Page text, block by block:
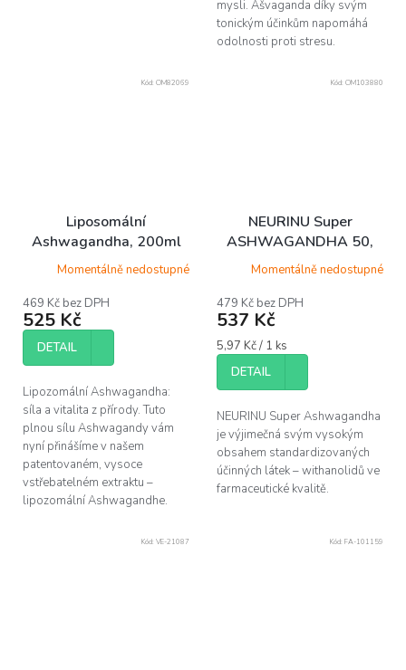
mysli. Ašvaganda díky svým
tonickým účinkům napomáhá
odolnosti proti stresu.
Liposomální
Ashwagandha, 200ml
Momentálně nedostupné
469 Kč bez DPH
525 Kč
DETAIL
Lipozomální Ashwagandha:
síla a vitalita z přírody. Tuto
plnou sílu Ashwagandy vám
nyní přinášíme v našem
patentovaném, vysoce
vstřebatelném extraktu –
lipozomální Ashwagandhe.
Kód: OM82069
NEURINU Super
ASHWAGANDHA 50,
kapslí
Momentálně nedostupné
479 Kč bez DPH
537 Kč
Měrná
cena:
5,97 Kč / 1 ks
DETAIL
NEURINU Super Ashwagandha
je výjimečná svým vysokým
obsahem standardizovaných
účinných látek – withanolidů ve
farmaceutické kvalitě.
Kód: OM103880
Kód: VE-21087 Kód: FA-101159